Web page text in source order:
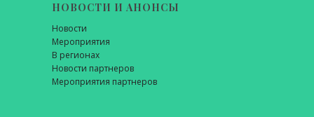
НОВОСТИ И АНОНСЫ
Новости
Мероприятия
В регионах
Новости партнеров
Мероприятия партнеров